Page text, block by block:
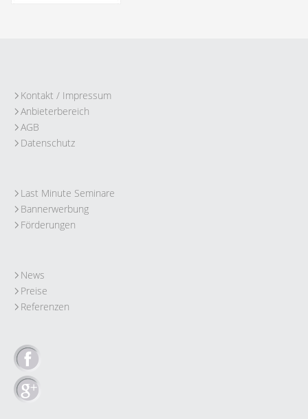
Kontakt / Impressum
Anbieterbereich
AGB
Datenschutz
Last Minute Seminare
Bannerwerbung
Förderungen
News
Preise
Referenzen